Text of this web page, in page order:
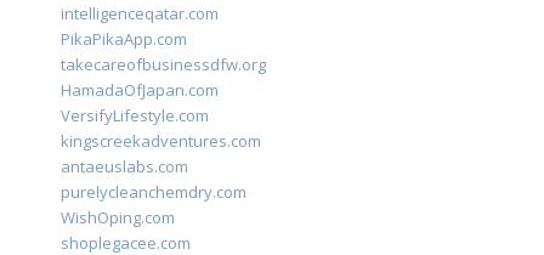
intelligenceqatar.com
PikaPikaApp.com
takecareofbusinessdfw.org
HamadaOfJapan.com
VersifyLifestyle.com
kingscreekadventures.com
antaeuslabs.com
purelycleanchemdry.com
WishOping.com
shoplegacee.com